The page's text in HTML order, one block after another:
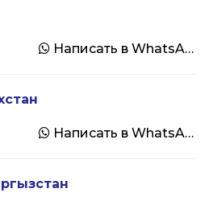
Написать в WhatsApp
Написать в WhatsApp